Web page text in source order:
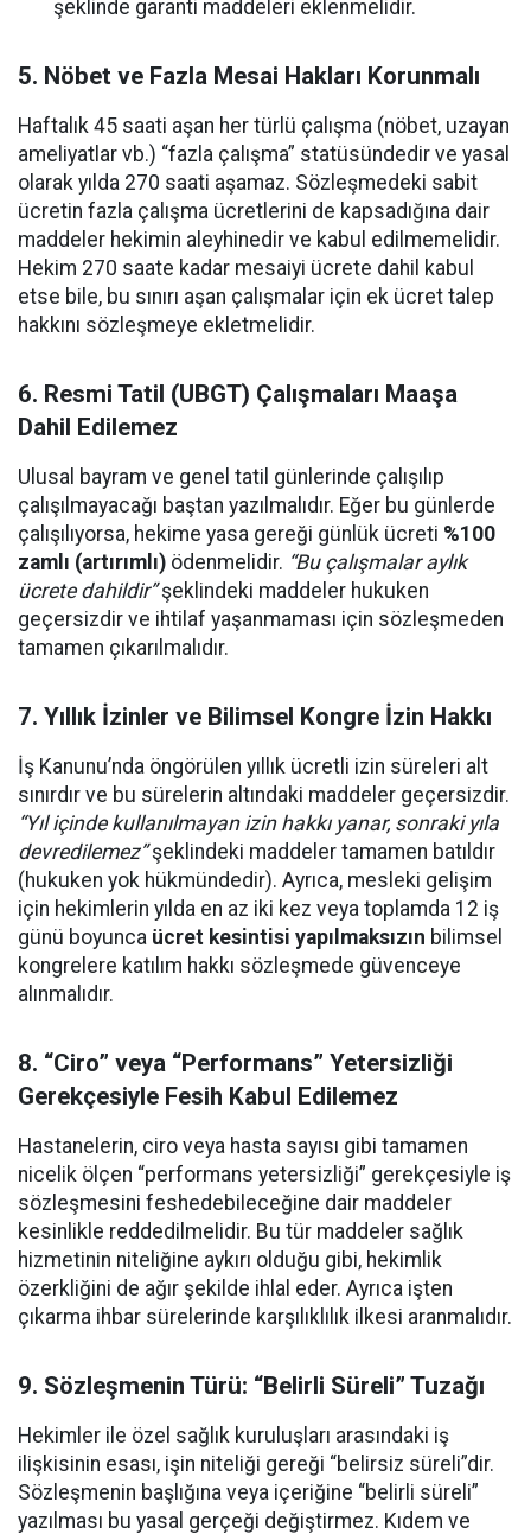
şeklinde garanti maddeleri eklenmelidir.
5. Nöbet ve Fazla Mesai Hakları Korunmalı
Haftalık 45 saati aşan her türlü çalışma (nöbet, uzayan
ameliyatlar vb.) “fazla çalışma” statüsündedir ve yasal
olarak yılda 270 saati aşamaz. Sözleşmedeki sabit
ücretin fazla çalışma ücretlerini de kapsadığına dair
maddeler hekimin aleyhinedir ve kabul edilmemelidir.
Hekim 270 saate kadar mesaiyi ücrete dahil kabul
etse bile, bu sınırı aşan çalışmalar için ek ücret talep
hakkını sözleşmeye ekletmelidir.
6. Resmi Tatil (UBGT) Çalışmaları Maaşa
Dahil Edilemez
Ulusal bayram ve genel tatil günlerinde çalışılıp
çalışılmayacağı baştan yazılmalıdır. Eğer bu günlerde
çalışılıyorsa, hekime yasa gereği günlük ücreti %100
zamlı (artırımlı) ödenmelidir. “Bu çalışmalar aylık
ücrete dahildir”şeklindeki maddeler hukuken
geçersizdir ve ihtilaf yaşanmaması için sözleşmeden
tamamen çıkarılmalıdır.
7. Yıllık İzinler ve Bilimsel Kongre İzin Hakkı
İş Kanunu’nda öngörülen yıllık ücretli izin süreleri alt
sınırdır ve bu sürelerin altındaki maddeler geçersizdir.
“Yıl içinde kullanılmayan izin hakkı yanar, sonraki yıla
devredilemez”şeklindeki maddeler tamamen batıldır
(hukuken yok hükmündedir). Ayrıca, mesleki gelişim
için hekimlerin yılda en az iki kez veya toplamda 12 iş
günü boyunca ücret kesintisi yapılmaksızın bilimsel
kongrelere katılım hakkı sözleşmede güvenceye
alınmalıdır.
8. “Ciro” veya “Performans” Yetersizliği
Gerekçesiyle Fesih Kabul Edilemez
Hastanelerin, ciro veya hasta sayısı gibi tamamen
nicelik ölçen “performans yetersizliği” gerekçesiyle iş
sözleşmesini feshedebileceğine dair maddeler
kesinlikle reddedilmelidir. Bu tür maddeler sağlık
hizmetinin niteliğine aykırı olduğu gibi, hekimlik
özerkliğini de ağır şekilde ihlal eder. Ayrıca işten
çıkarma ihbar sürelerinde karşılıklılık ilkesi aranmalıdır.
9. Sözleşmenin Türü: “Belirli Süreli” Tuzağı
Hekimler ile özel sağlık kuruluşları arasındaki iş
ilişkisinin esası, işin niteliği gereği “belirsiz süreli”dir.
Sözleşmenin başlığına veya içeriğine “belirli süreli”
yazılması bu yasal gerçeği değiştirmez. Kıdem ve